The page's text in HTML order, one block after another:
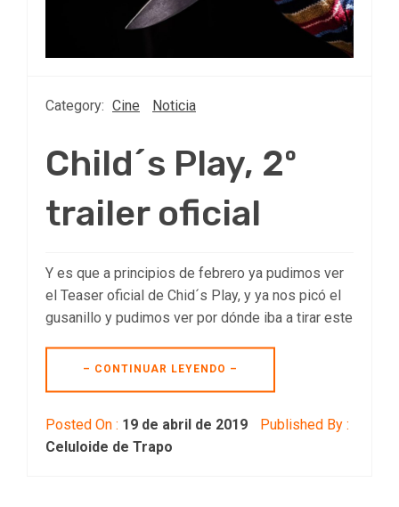
Category: Cine Noticia
Child´s Play, 2º
trailer oficial
Y es que a principios de febrero ya pudimos ver
el Teaser oficial de Chid´s Play, y ya nos picó el
gusanillo y pudimos ver por dónde iba a tirar este
– CONTINUAR LEYENDO –
Posted On : 19 de abril de 2019
Published By :
Celuloide de Trapo